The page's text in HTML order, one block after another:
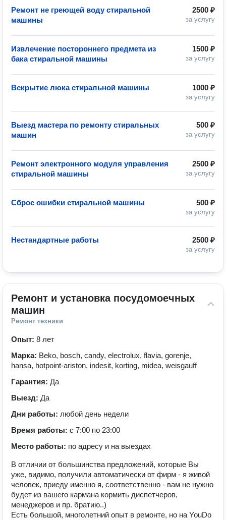
2500 ₽
за услугу
Ремонт не греющей воду стиральной
машины
1500 ₽
за услугу
Извлечение постороннего предмета из
бака стиральной машины
1000 ₽
за услугу
Вскрытие люка стиральной машины
500 ₽
за услугу
Выезд мастера по ремонту стиральных
машин
2500 ₽
за услугу
Ремонт электронного модуля управления
стиральной машины
500 ₽
за услугу
Сброс ошибки стиральной машины
2500 ₽
за услугу
Нестандартные работы
Ремонт и установка посудомоечных
машин
Ремонт техники
Опыт: 8 лет
Марка: Beko, bosch, candy, electrolux, flavia, gorenje,
hansa, hotpoint-ariston, indesit, korting, midea, weisgauff
Гарантия: Да
Выезд: Да
Дни работы: любой день недели
Время работы: с 7:00 по 23:00
Место работы: по адресу и на выездах
В отличии от большинства предложений, которые Вы
уже, видимо, получили автоматически от фирм - я живой
человек, приеду именно я, соответственно - вам не нужно
будет из вашего кармана кормить диспетчеров,
менеджеров и пр. братию..)
Есть большой, многолетний опыт в ремонте, но на YouDo